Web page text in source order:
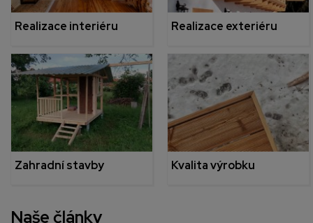
Realizace interiéru Realizace exteriéru
Zahradní stavby Kvalita výrobku
Naše články